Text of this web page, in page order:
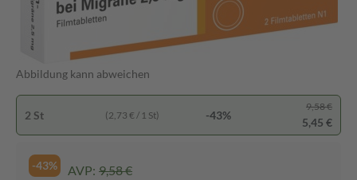
Abbildung kann abweichen
2 St (2,73 € / 1 St) -43%
9,58 €
5,45 €
-43% AVP: 9,58 €